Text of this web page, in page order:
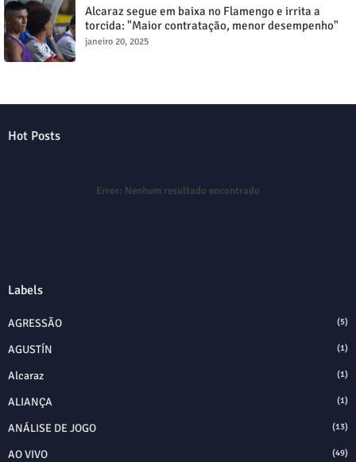
Alcaraz segue em baixa no Flamengo e irrita a
torcida: "Maior contratação, menor desempenho"
janeiro 20, 2025
Hot Posts
Error: Nenhum resultado encontrado
Labels
AGRESSÃO (5)
AGUSTÍN (1)
Alcaraz (1)
ALIANÇA (1)
ANÁLISE DE JOGO (13)
AO VIVO (49)